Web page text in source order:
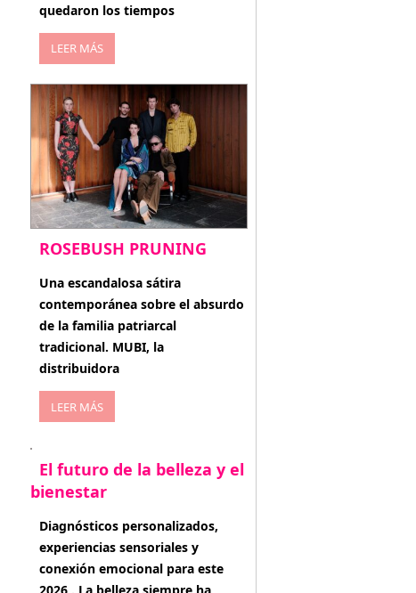
quedaron los tiempos
LEER MÁS
ROSEBUSH PRUNING
enero 20, 2026
Una escandalosa sátira
contemporánea sobre el absurdo
de la familia patriarcal
tradicional. MUBI, la
distribuidora
LEER MÁS
El futuro de la belleza y el
bienestar
enero 15, 2026
Diagnósticos personalizados,
experiencias sensoriales y
conexión emocional para este